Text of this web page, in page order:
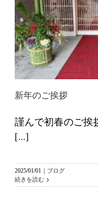
新年のご挨拶
謹んで初春のご挨
[...]
2025/01/01
ブログ
続きを読む